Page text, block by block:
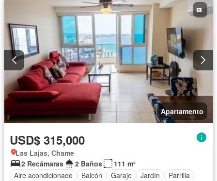
Apartamento
USD$ 315,000
Las Lajas, Chame
2 Recámaras
2 Baños
111 m²
Aire acondicionado
Balcón Garaje Jardín
Parrilla